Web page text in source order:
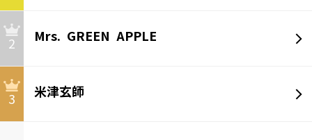
2
Mrs. GREEN APPLE
3
米津玄師